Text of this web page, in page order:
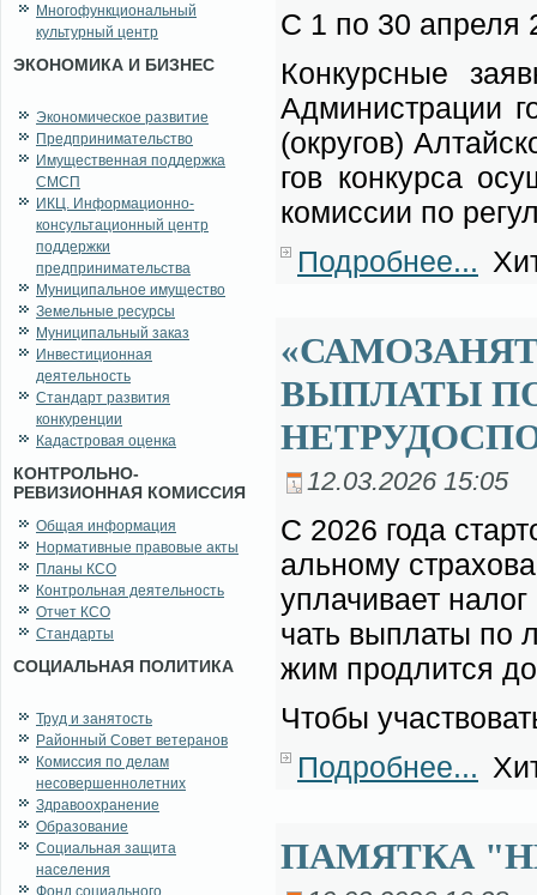
Многофункциональный
культурный центр
ЭКОНОМИКА И БИЗНЕС
Экономическое развитие
Предпринимательство
Имущественная поддержка
СМСП
ИКЦ. Информационно-
консультационный центр
поддержки
предпринимательства
Муниципальное имущество
Земельные ресурсы
Муниципальный заказ
Инвестиционная
деятельность
Стандарт развития
конкуренции
Кадастровая оценка
КОНТРОЛЬНО-
РЕВИЗИОННАЯ КОМИССИЯ
Общая информация
Нормативные правовые акты
Планы КСО
Контрольная деятельность
Отчет КСО
Стандарты
СОЦИАЛЬНАЯ ПОЛИТИКА
Труд и занятость
Районный Совет ветеранов
Комиссия по делам
несовершеннолетних
Здравоохранение
Образование
Социальная защита
населения
Фонд социального
С 1 по 30 ап­ре­ля
Кон­курс­ные
Адми­ни­стра­ции
(окру­гов)
гов кон­кур­са
ко­мис­сии по
Подробнее...
ВЫПЛАТЫ
12.03.2026 15:05
С 2026 го­да
аль­но­му
упла­чи­ва­ет
чать вы­пла­ты по
жим про­длит­ся
Чтобы
Подробнее...
ПАМЯТКА